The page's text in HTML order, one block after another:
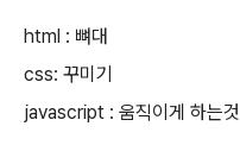
html : 뼈대
css: 꾸미기
javascript : 움직이게 하는것